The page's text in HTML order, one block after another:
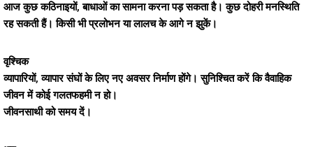
आज कुछ कठिनाइयों, बाधाओं का सामना करना पड़ सकता है। कुछ दोहरी मनस्थिति
रह सकती हैं। किसी भी प्रलोभन या लालच के आगे न झुकें।
वृश्चिक
व्यापारियों, व्यापार संघों के लिए नए अवसर निर्माण होंगे। सुनिश्चित करें कि वैवाहिक
जीवन में कोई गलतफहमी न हो।
जीवनसाथी को समय दें।